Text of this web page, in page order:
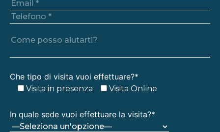
Che tipo di visita vuoi effettuare?*
Visita in presenza Visita Online
In quale sede vuoi effettuare la visita?*